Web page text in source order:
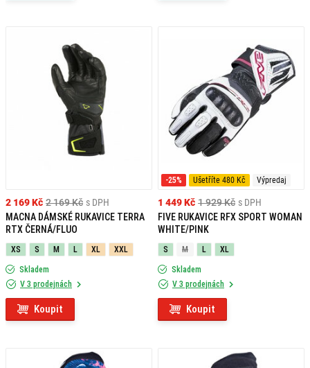
2 169 Kč
2 169 Kč
s DPH
MACNA DÁMSKÉ RUKAVICE TERRA
RTX ČERNÁ/FLUO
XS S M L XL XXL
Skladem
V 3 prodejnách
Koupit
-25% Ušetříte 480 Kč Výpredaj
1 929 Kč
1 449 Kč
s DPH
FIVE RUKAVICE RFX SPORT WOMAN
WHITE/PINK
S M L XL
Skladem
V 3 prodejnách
Koupit